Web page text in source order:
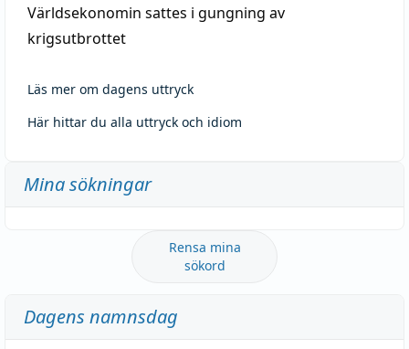
Världsekonomin sattes i gungning av
krigsutbrottet
Läs mer om dagens uttryck
Här hittar du alla uttryck och idiom
Mina sökningar
Rensa mina
sökord
Dagens namnsdag